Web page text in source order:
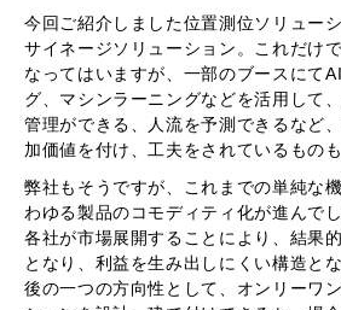
今回ご紹介しました位置測位ソリュー
サイネージソリューション。これだけ
なってはいますが、一部のブースにて
グ、マシンラーニングなどを活用して
管理ができる、人流を予測できるなど
加価値を付け、工夫をされているもの
弊社もそうですが、これまでの単純な
わゆる製品のコモディティ化が進んで
各社が市場展開することにより、結果
となり、利益を生み出しにくい構造と
後の一つの方向性として、オンリーワ